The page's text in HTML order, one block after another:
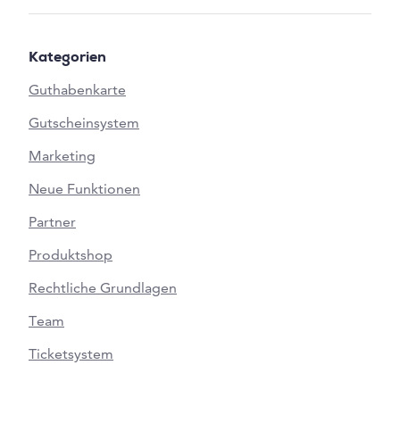
Kategorien
Guthabenkarte
Gutscheinsystem
Marketing
Neue Funktionen
Partner
Produktshop
Rechtliche Grundlagen
Team
Ticketsystem